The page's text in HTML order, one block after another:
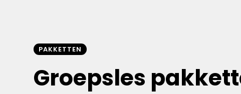
PAKKETTEN
Groepsles